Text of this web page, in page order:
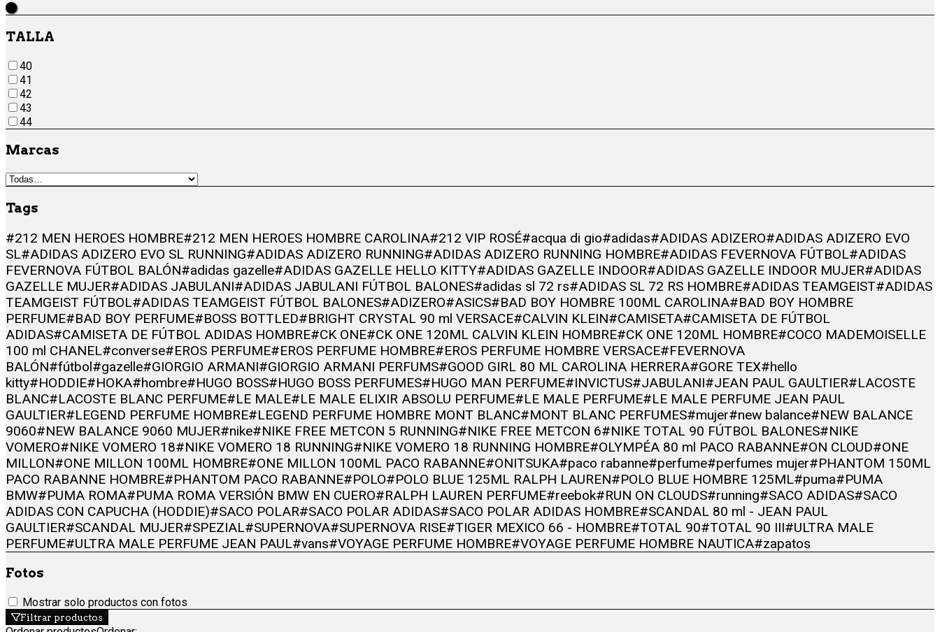
Negro
TALLA
40
41
42
43
44
Marcas
Tags
#212 MEN HEROES HOMBRE#212 MEN HEROES HOMBRE CAROLINA#212 VIP ROSÉ#acqua di gio#adidas#ADIDAS ADIZERO#ADIDAS ADIZERO EVO
SL#ADIDAS ADIZERO EVO SL RUNNING#ADIDAS ADIZERO RUNNING#ADIDAS ADIZERO RUNNING HOMBRE#ADIDAS FEVERNOVA FÚTBOL#ADIDAS
FEVERNOVA FÚTBOL BALÓN#adidas gazelle#ADIDAS GAZELLE HELLO KITTY#ADIDAS GAZELLE INDOOR#ADIDAS GAZELLE INDOOR MUJER#ADIDAS
GAZELLE MUJER#ADIDAS JABULANI#ADIDAS JABULANI FÚTBOL BALONES#adidas sl 72 rs#ADIDAS SL 72 RS HOMBRE#ADIDAS TEAMGEIST#ADIDAS
TEAMGEIST FÚTBOL#ADIDAS TEAMGEIST FÚTBOL BALONES#ADIZERO#ASICS#BAD BOY HOMBRE 100ML CAROLINA#BAD BOY HOMBRE
PERFUME#BAD BOY PERFUME#BOSS BOTTLED#BRIGHT CRYSTAL 90 ml VERSACE#CALVIN KLEIN#CAMISETA#CAMISETA DE FÚTBOL
ADIDAS#CAMISETA DE FÚTBOL ADIDAS HOMBRE#CK ONE#CK ONE 120ML CALVIN KLEIN HOMBRE#CK ONE 120ML HOMBRE#COCO MADEMOISELLE
100 ml CHANEL#converse#EROS PERFUME#EROS PERFUME HOMBRE#EROS PERFUME HOMBRE VERSACE#FEVERNOVA
BALÓN#fútbol#gazelle#GIORGIO ARMANI#GIORGIO ARMANI PERFUMS#GOOD GIRL 80 ML CAROLINA HERRERA#GORE TEX#hello
kitty#HODDIE#HOKA#hombre#HUGO BOSS#HUGO BOSS PERFUMES#HUGO MAN PERFUME#INVICTUS#JABULANI#JEAN PAUL GAULTIER#LACOSTE
BLANC#LACOSTE BLANC PERFUME#LE MALE#LE MALE ELIXIR ABSOLU PERFUME#LE MALE PERFUME#LE MALE PERFUME JEAN PAUL
GAULTIER#LEGEND PERFUME HOMBRE#LEGEND PERFUME HOMBRE MONT BLANC#MONT BLANC PERFUMES#mujer#new balance#NEW BALANCE
9060#NEW BALANCE 9060 MUJER#nike#NIKE FREE METCON 5 RUNNING#NIKE FREE METCON 6#NIKE TOTAL 90 FÚTBOL BALONES#NIKE
VOMERO#NIKE VOMERO 18#NIKE VOMERO 18 RUNNING#NIKE VOMERO 18 RUNNING HOMBRE#OLYMPÉA 80 ml PACO RABANNE#ON CLOUD#ONE
MILLON#ONE MILLON 100ML HOMBRE#ONE MILLON 100ML PACO RABANNE#ONITSUKA#paco rabanne#perfume#perfumes mujer#PHANTOM 150ML
PACO RABANNE HOMBRE#PHANTOM PACO RABANNE#POLO#POLO BLUE 125ML RALPH LAUREN#POLO BLUE HOMBRE 125ML#puma#PUMA
BMW#PUMA ROMA#PUMA ROMA VERSIÓN BMW EN CUERO#RALPH LAUREN PERFUME#reebok#RUN ON CLOUDS#running#SACO ADIDAS#SACO
ADIDAS CON CAPUCHA (HODDIE)#SACO POLAR#SACO POLAR ADIDAS#SACO POLAR ADIDAS HOMBRE#SCANDAL 80 ml - JEAN PAUL
GAULTIER#SCANDAL MUJER#SPEZIAL#SUPERNOVA#SUPERNOVA RISE#TIGER MEXICO 66 - HOMBRE#TOTAL 90#TOTAL 90 III#ULTRA MALE
PERFUME#ULTRA MALE PERFUME JEAN PAUL#vans#VOYAGE PERFUME HOMBRE#VOYAGE PERFUME HOMBRE NAUTICA#zapatos
Fotos
Mostrar solo productos con fotos
Filtrar productos